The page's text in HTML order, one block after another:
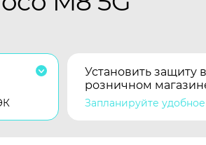
Установить защиту в
розничном
Запланируйте